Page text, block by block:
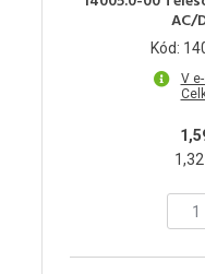
AC/
Kód:
V